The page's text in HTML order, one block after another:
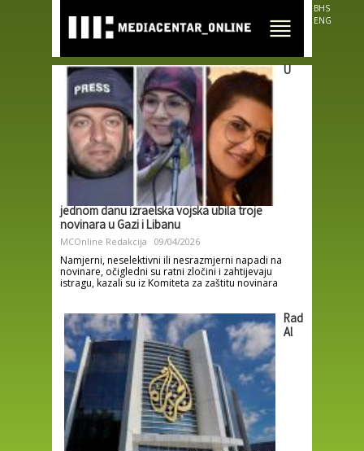
main
content
BHS
ENG
U
jednom danu izraelska vojska ubila troje
novinara u Gazi i Libanu
MCOnline Redakcija 09/04/2026
Namjerni, neselektivni ili nesrazmjerni napadi na
novinare, očigledni su ratni zločini i zahtijevaju
istragu, kazali su iz Komiteta za zaštitu novinara
Rad
Al